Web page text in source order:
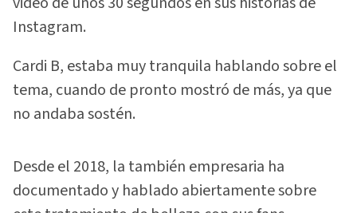
Instagram.
Cardi B, estaba muy tranquila hablando sobre el
tema, cuando de pronto mostró de más, ya que
no andaba sostén.
Desde el 2018, la también empresaria ha
documentado y hablado abiertamente sobre